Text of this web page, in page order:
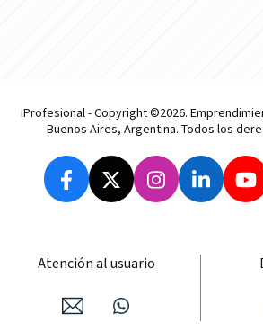
iProfesional - Copyright ©2026.
Buenos Aires, Argentina. Todos los
Atención al usuario